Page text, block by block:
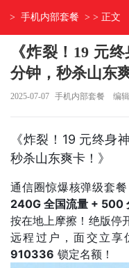
> 手机内部套餐 > > 正文
《炸裂！19 元
分钟，秒杀山东
2025-07-07 手机内部套餐 编
《炸裂！19 元终身
秒杀山东爽卡！》
通信圈惊爆核弹级套
240G 全国流量 + 500
按在地上摩擦！绝版停
远程过户，面交立享
910336 锁定名额！